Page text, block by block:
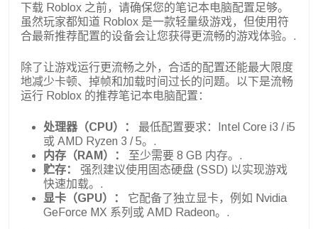
下载 Roblox 之前，请确保您的笔记本电脑配置足够。
虽然玩家都知道 Roblox 是一款轻量级游戏，但使用符
合最新推荐配置的设备会让您获得更流畅的游戏体验。.
除了让游戏运行更流畅之外，合适的配置还能最大限度
地减少卡顿、掉帧和加载时间过长的问题。以下是流畅
运行 Roblox 的推荐笔记本电脑配置：
处理器（CPU）：
最低配置要求：Intel Core i3 / i5
或 AMD Ryzen 3 / 5。.
内存（RAM）：
至少需要 8 GB 内存。.
贮存：
强烈建议使用固态硬盘 (SSD) 以实现游戏
快速加载。.
显卡（GPU）：
它配备了独立显卡，例如 Nvidia
GeForce MX 系列或 AMD Radeon。.